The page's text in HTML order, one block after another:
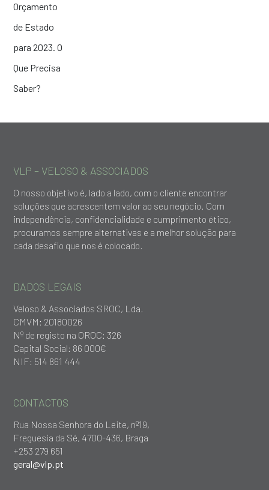
VLP – VELOSO & ASSOCIADOS
O nosso objetivo é, lado a lado, com o cliente encontrar
soluções que acrescentem valor ao seu negócio. Com
independência, confidencialidade e cumprimento ético,
procuramos sempre alternativas e a melhor solução para
cada desafio que nos é colocado.
DADOS LEGAIS
Veloso & Associados SROC, Lda.
CMVM: 20180026
Nº de registo na OROC: 326
Capital Social: 86 000€
NIF: 514 861 444
CONTACTOS
Rua Nossa Senhora do Leite, nº19,
Freguesia da Sé, 4700-436, Braga
+253 279 651
geral@vlp.pt